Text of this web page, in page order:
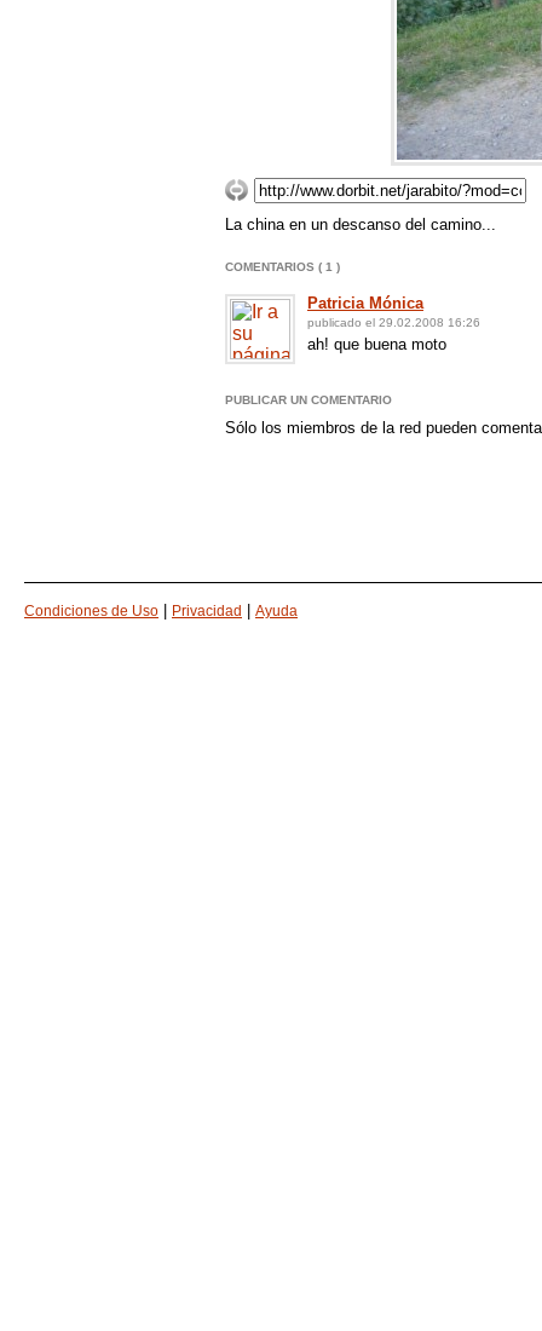
La china en un descanso del camino...
COMENTARIOS ( 1 )
Patricia Mónica
publicado el 29.02.2008 16:26
ah! que buena moto
PUBLICAR UN COMENTARIO
Sólo los miembros de la red pueden
Condiciones de Uso Privacidad Ayuda